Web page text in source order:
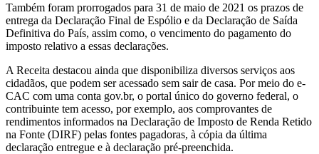
Também foram prorrogados para 31 de maio de 2021 os prazos de
entrega da Declaração Final de Espólio e da Declaração de Saída
Definitiva do País, assim como, o vencimento do pagamento do
imposto relativo a essas declarações.
A Receita destacou ainda que disponibiliza diversos serviços aos
cidadãos, que podem ser acessado sem sair de casa. Por meio do e-
CAC com uma conta gov.br, o portal único do governo federal, o
contribuinte tem acesso, por exemplo, aos comprovantes de
rendimentos informados na Declaração de Imposto de Renda Retido
na Fonte (DIRF) pelas fontes pagadoras, à cópia da última
declaração entregue e à declaração pré-preenchida.